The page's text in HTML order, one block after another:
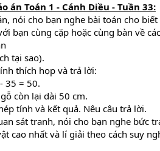
án Toán 1 - Cánh Diều - Tuần 33:
nói cho bạn nghe bài toán cho
bạn cùng cặp hoặc cùng bàn về
tại sao).
thích họp và trả lời:
35 = 50.
còn lại dài 50 cm.
tính và kết quả. Nêu câu trả lời.
sát tranh, nói cho bạn nghe bức
cao nhất và lí giải theo cách suy